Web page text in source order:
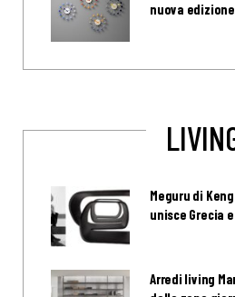
nuova
Meguru di
unisce Grecia
Arredi living